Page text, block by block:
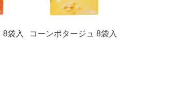
8袋入 コーンポタージュ 8袋入